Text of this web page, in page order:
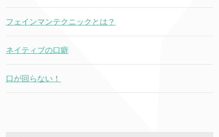
フェインマンテクニックとは？
ネイティブの口癖
口が回らない！